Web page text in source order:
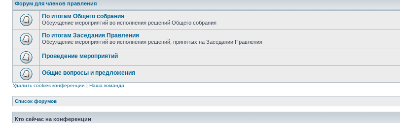
Форум для членов правления
По итогам Общего собрания
Обсуждение мероприятий во исполнения решений Общего собрания
По итогам Заседания Правления
Обсуждение мероприятий во исполнения решений, принятых на Заседании Правления
Проведение мероприятий
Общие вопросы и предложения
Удалить cookies конференции | Наша команда
Список форумов
Кто сейчас на конференции